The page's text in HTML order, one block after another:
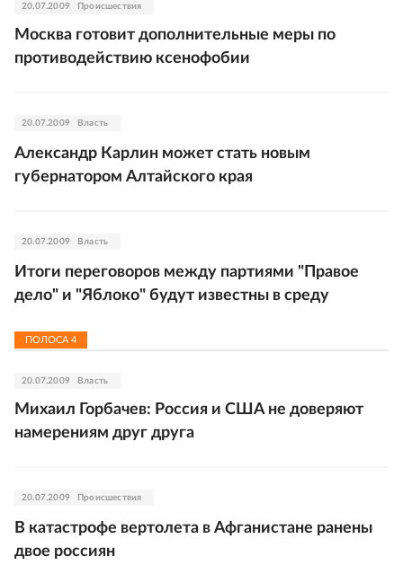
20.07.2009 Происшествия
Москва готовит дополнительные меры по
противодействию ксенофобии
20.07.2009 Власть
Александр Карлин может стать новым
губернатором Алтайского края
20.07.2009 Власть
Итоги переговоров между партиями "Правое
дело" и "Яблоко" будут известны в среду
ПОЛОСА 4
20.07.2009 Власть
Михаил Горбачев: Россия и США не доверяют
намерениям друг друга
20.07.2009 Происшествия
В катастрофе вертолета в Афганистане ранены
двое россиян